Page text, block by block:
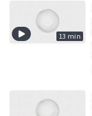
13 min